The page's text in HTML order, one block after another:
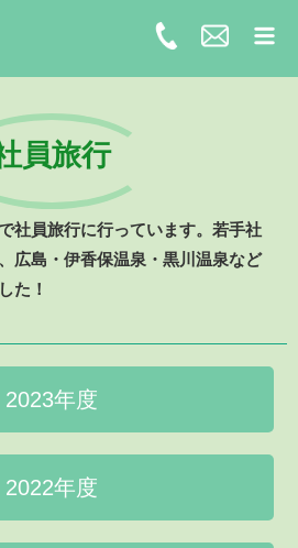
員旅行
社員旅行に行っています。若手社
広島・伊香保温泉・黒川温泉など
た！
2023年度
2022年度